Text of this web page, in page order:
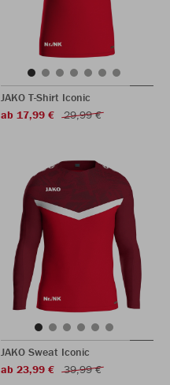
JAKO T-Shirt Iconic
ab 17,99 €
29,99 €
JAKO Sweat Iconic
ab 23,99 €
39,99 €